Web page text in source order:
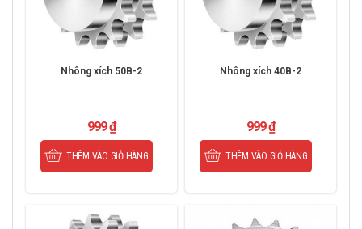
Nhông xích 50B-2
999₫
THÊM VÀO GIỎ HÀNG
Nhông xích 40B-2
999₫
THÊM VÀO GIỎ HÀNG